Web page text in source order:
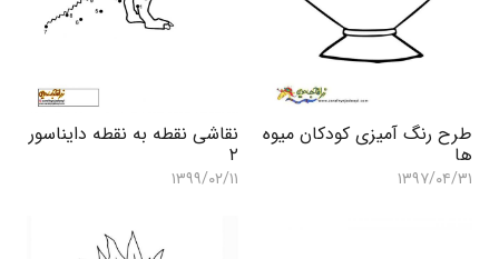
طرح رنگ آمیزی کودکان میوه
ها
۱۳۹۷/۰۴/۳۱
نقاشی نقطه به نقطه دایناسور
۲
۱۳۹۹/۰۲/۱۱